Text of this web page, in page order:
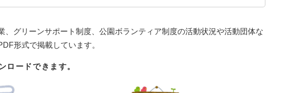
、グリーンサポート制度、公園ボランティア制度の活動状況や活動団体な
形式で掲載しています。
ロードできます。